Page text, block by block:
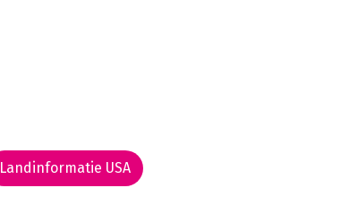
Landinformatie USA